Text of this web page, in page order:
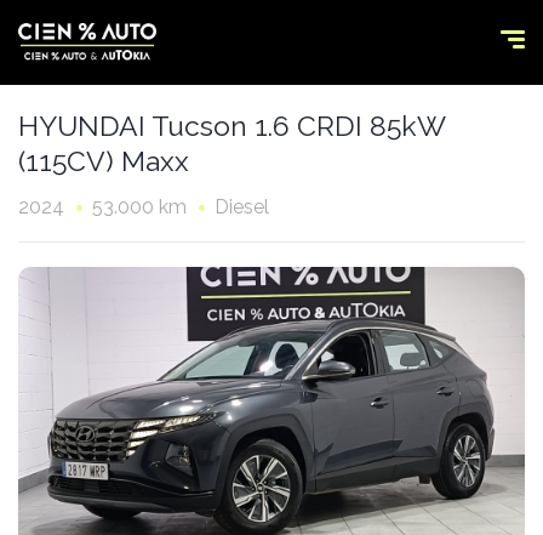
HYUNDAI Tucson 1.6 CRDI 85kW
(115CV) Maxx
2024 53.000 km Diesel